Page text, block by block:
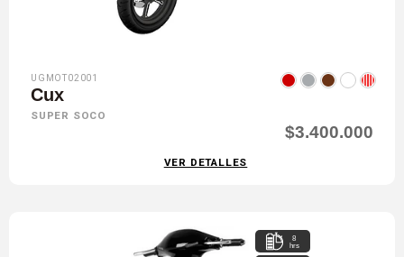
UGMOT02001
Cux
SUPER SOCO
$3.400.000
VER DETALLES
8
hrs